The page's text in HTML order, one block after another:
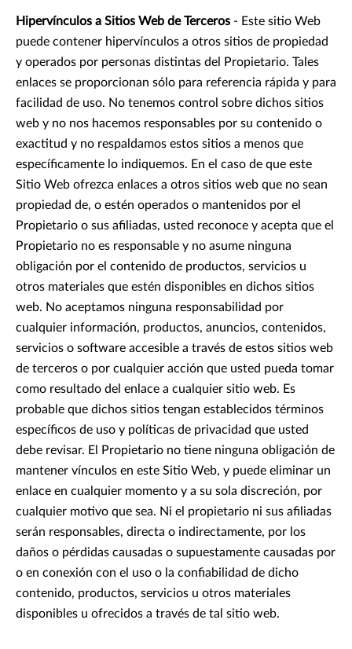
Hipervínculos a Sitios Web de Terceros - Este sitio Web
puede contener hipervínculos a otros sitios de propiedad
y operados por personas distintas del Propietario. Tales
enlaces se proporcionan sólo para referencia rápida y para
facilidad de uso. No tenemos control sobre dichos sitios
web y no nos hacemos responsables por su contenido o
exactitud y no respaldamos estos sitios a menos que
específicamente lo indiquemos. En el caso de que este
Sitio Web ofrezca enlaces a otros sitios web que no sean
propiedad de, o estén operados o mantenidos por el
Propietario o sus afiliadas, usted reconoce y acepta que el
Propietario no es responsable y no asume ninguna
obligación por el contenido de productos, servicios u
otros materiales que estén disponibles en dichos sitios
web. No aceptamos ninguna responsabilidad por
cualquier información, productos, anuncios, contenidos,
servicios o software accesible a través de estos sitios web
de terceros o por cualquier acción que usted pueda tomar
como resultado del enlace a cualquier sitio web. Es
probable que dichos sitios tengan establecidos términos
específicos de uso y políticas de privacidad que usted
debe revisar. El Propietario no tiene ninguna obligación de
mantener vínculos en este Sitio Web, y puede eliminar un
enlace en cualquier momento y a su sola discreción, por
cualquier motivo que sea. Ni el propietario ni sus afiliadas
serán responsables, directa o indirectamente, por los
daños o pérdidas causadas o supuestamente causadas por
o en conexión con el uso o la confiabilidad de dicho
contenido, productos, servicios u otros materiales
disponibles u ofrecidos a través de tal sitio web.